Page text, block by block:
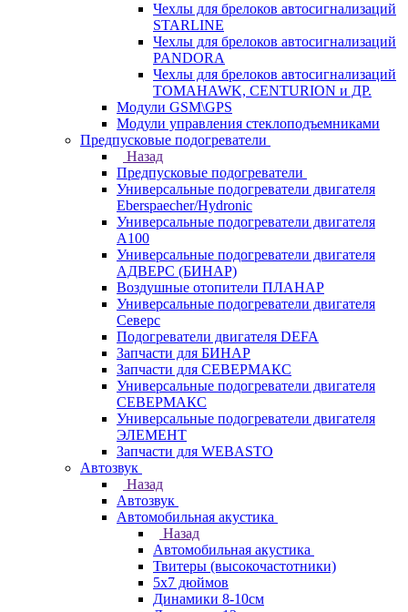
Чехлы для брелоков автосигнализаций
STARLINE
Чехлы для брелоков автосигнализаций
PANDORA
Чехлы для брелоков автосигнализаций
TOMAHAWK, CENTURION и ДР.
Модули GSM\GPS
Модули управления стеклоподъемниками
Предпусковые подогреватели
Назад
Предпусковые подогреватели
Универсальные подогреватели двигателя
Eberspaecher/Hydronic
Универсальные подогреватели двигателя
A100
Универсальные подогреватели двигателя
АДВЕРС (БИНАР)
Воздушные отопители ПЛАНАР
Универсальные подогреватели двигателя
Северс
Подогреватели двигателя DEFA
Запчасти для БИНАР
Запчасти для СЕВЕРМАКС
Универсальные подогреватели двигателя
СЕВЕРМАКС
Универсальные подогреватели двигателя
ЭЛЕМЕНТ
Запчасти для WEBASTO
Автозвук
Назад
Автозвук
Автомобильная акустика
Назад
Автомобильная акустика
Твитеры (высокочастотники)
5x7 дюймов
Динамики 8-10см